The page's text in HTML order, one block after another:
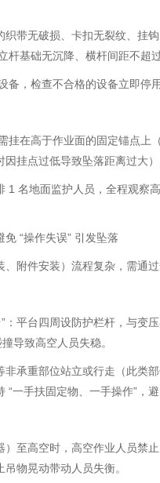
带无破损、卡扣无裂纹、挂
杆基础无沉降、横杆间距不超
备，检查不合格的设备立即停
挂在高于作业面的固定锚点
挂点过低导致坠落距离过大）
1 名地面监护人员，全程观
“操作失误” 引发坠落
附件安装）流程复杂，需通过
：平台四周设防护栏杆，与
导致高空人员失稳。
承重部位站立或行走（此类
一手扶固定物、一手操作”，
至高空时，高空作业人员禁
物晃动带动人员失衡。